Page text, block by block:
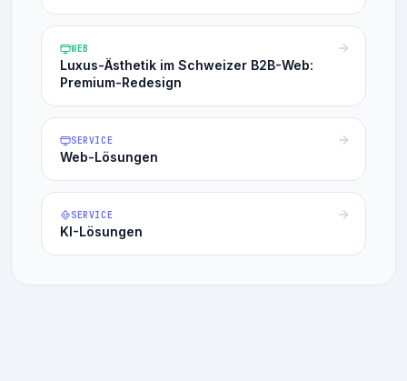
WEB
Luxus-Ästhetik im Schweizer B2B-Web:
Premium-Redesign
SERVICE
Web-Lösungen
SERVICE
KI-Lösungen